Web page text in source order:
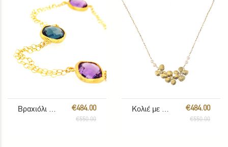
€484.00
€550.00
€484.00
€550.00